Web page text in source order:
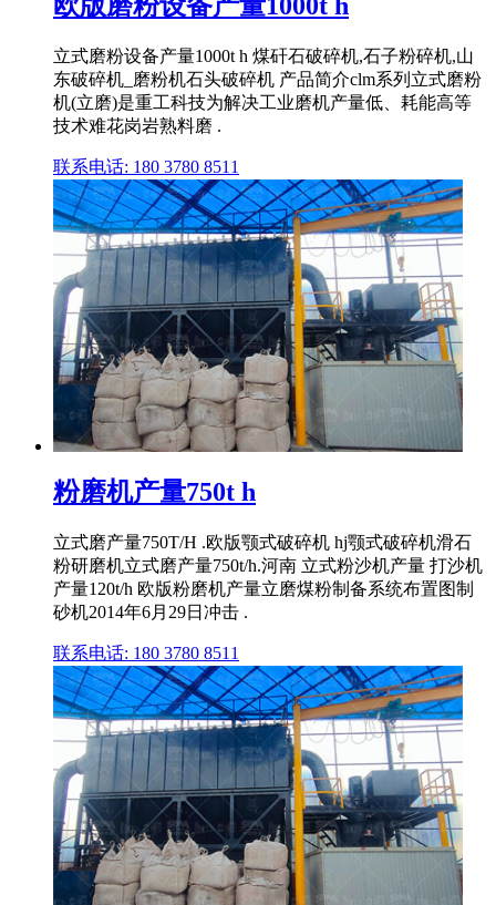
立式磨粉设备产量1000t h 煤矸石破碎机,石子粉碎机,山
东破碎机_磨粉机石头破碎机 产品简介clm系列立式磨粉
机(立磨)是重工科技为解决工业磨机产量低、耗能高等
技术难花岗岩熟料磨 .
联系电话: 180 3780 8511
粉磨机产量750t h
立式磨产量750T/H .欧版颚式破碎机 hj颚式破碎机滑石
粉研磨机立式磨产量750t/h.河南 立式粉沙机产量 打沙机
产量120t/h 欧版粉磨机产量立磨煤粉制备系统布置图制
砂机2014年6月29日冲击 .
联系电话: 180 3780 8511